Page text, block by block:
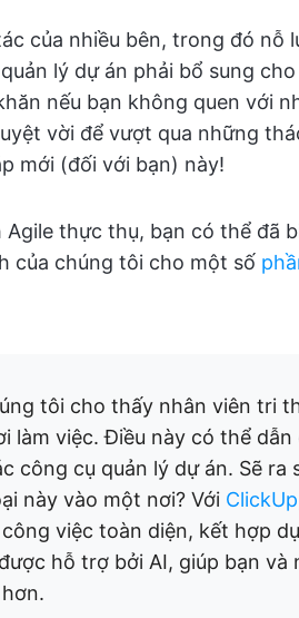
của nhiều bên, trong đó nỗ
lý dự án phải bổ sung cho
nếu bạn không quen với
vời để vượt qua những
mới (đối với bạn) này!
thực thụ, bạn có thể đã
của chúng tôi cho một số
tôi cho thấy nhân viên tri
làm việc. Điều này có thể dẫn
công cụ quản lý dự án. Sẽ ra
này vào một nơi? Với ClickUp
việc toàn diện, kết hợp
hỗ trợ bởi AI, giúp bạn và